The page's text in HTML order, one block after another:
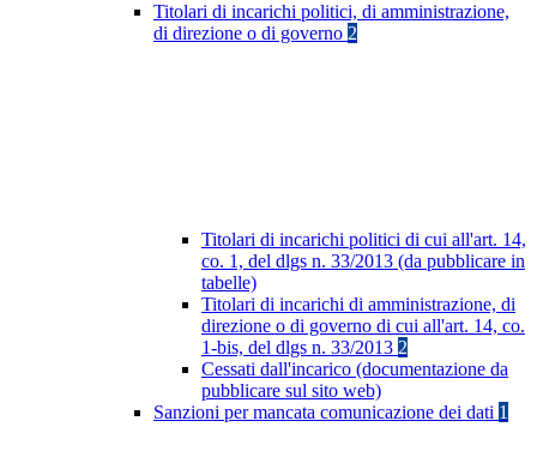
Titolari di incarichi politici, di amministrazione,
di direzione o di governo 2
Titolari di incarichi politici di cui all'art. 14,
co. 1, del dlgs n. 33/2013 (da pubblicare in
tabelle)
Titolari di incarichi di amministrazione, di
direzione o di governo di cui all'art. 14, co.
1-bis, del dlgs n. 33/2013 2
Cessati dall'incarico (documentazione da
pubblicare sul sito web)
Sanzioni per mancata comunicazione dei dati 1